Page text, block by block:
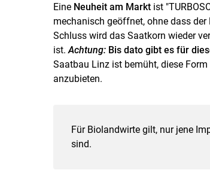
Eine Neuheit am Marktist
mechanisch geöffnet, ohne dass
Schluss wird das Saatkorn wieder
ist. Achtung: Bis dato gibt es für
Saatbau Linz ist bemüht, diese
anzubieten.
Für Biolandwirte gilt, nur jene
sind.